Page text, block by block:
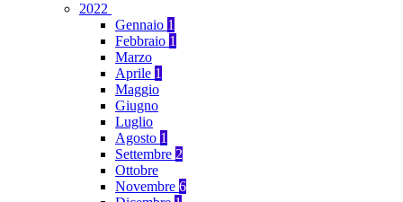
2022
Gennaio 1
Febbraio 1
Marzo
Aprile 1
Maggio
Giugno
Luglio
Agosto 1
Settembre 2
Ottobre
Novembre 6